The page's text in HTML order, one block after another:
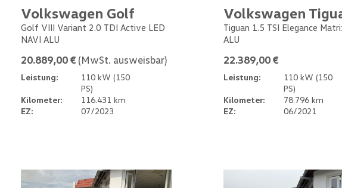
Volkswagen Golf
Golf VIII Variant 2.0 TDI Active LED
NAVI ALU
20.889,00 € (MwSt. ausweisbar)
Leistung:
110 kW (150
PS)
Kilometer:
116.431 km
EZ:
07/2023
Volkswagen
Tiguan 1.5 TSI Elegance
ALU
22.389,00 €
Leistung:
110 kW (150
PS)
Kilometer:
78.796 km
EZ:
06/2021